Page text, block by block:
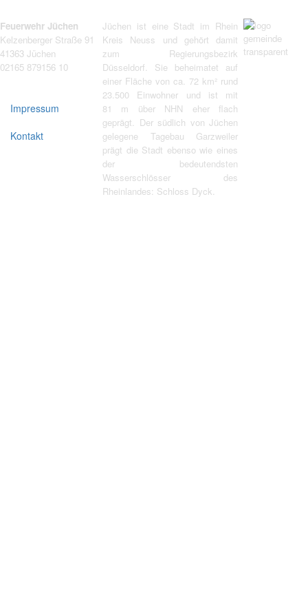
Feuerwehr Jüchen
Kelzenberger Straße 91
41363 Jüchen
02165 879156 10
Impressum
Kontakt
Jüchen ist eine Stadt im Rhein
Kreis Neuss und gehört damit
zum Regierungsbezirk
Düsseldorf. Sie beheimatet auf
einer Fläche von ca. 72 km² rund
23.500 Einwohner und ist mit
81 m über NHN eher flach
geprägt. Der südlich von Jüchen
gelegene Tagebau Garzweiler
prägt die Stadt ebenso wie eines
der bedeutendsten
Wasserschlösser des
Rheinlandes: Schloss Dyck.